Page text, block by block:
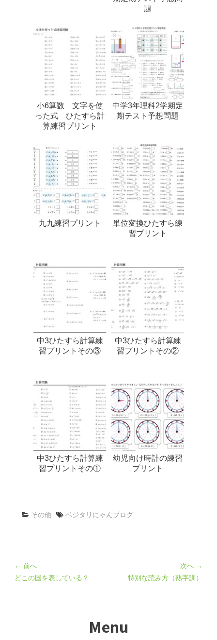
題
小6算数 文字を使
った式 ひたすら計
算練習プリント
中学3年理科2学期定
期テスト予想問題
九九練習プリント
単位変換ひたすら練
習プリント
中3ひたすら計算練
習プリントその③
中3ひたすら計算練
習プリントその②
中3ひたすら計算練
習プリントその①
幼児向け時計の練習
プリント
その他 ベジタリにゃんブログ
← 前へ
どこの国を表している？
次へ →
特別な読み方（熟字訓）
Menu